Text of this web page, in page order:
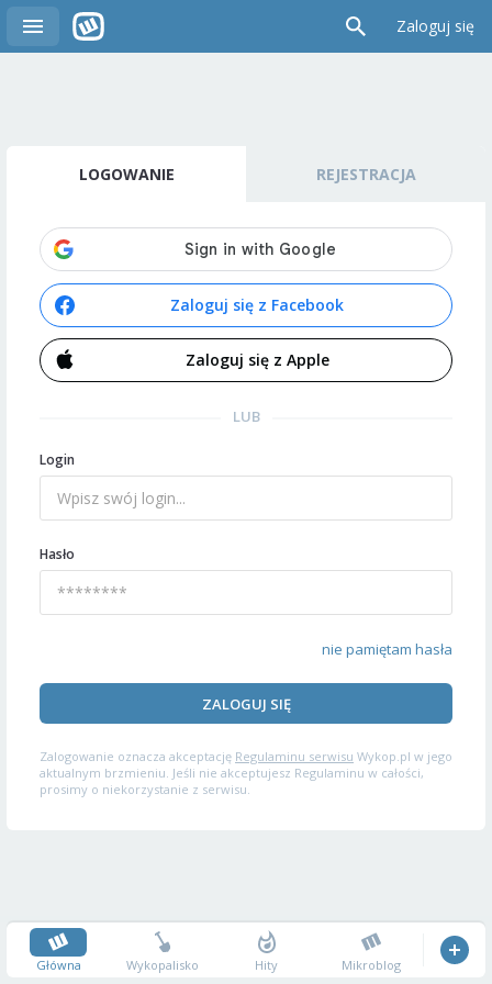
Zaloguj się
LOGOWANIE REJESTRACJA
Zaloguj się z Facebook
Zaloguj się z Apple
LUB
Login
Hasło
nie pamiętam hasła
ZALOGUJ SIĘ
Zalogowanie oznacza akceptację Regulaminu serwisu Wykop.pl w jego
aktualnym brzmieniu. Jeśli nie akceptujesz Regulaminu w całości,
prosimy o niekorzystanie z serwisu.
Główna Wykopalisko Hity Mikroblog